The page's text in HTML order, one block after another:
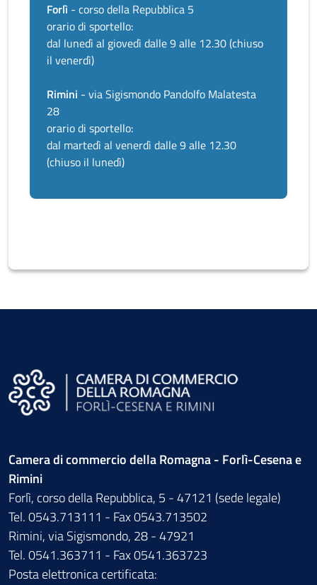
Forlì - corso della Repubblica 5
orario di sportello:
dal lunedì al giovedì dalle 9 alle 12.30 (chiuso
il venerdì)
Rimini - via Sigismondo Pandolfo Malatesta
28
orario di sportello:
dal martedì al venerdì dalle 9 alle 12.30
(chiuso il lunedì)
Camera di commercio della Romagna - Forlì-Cesena e
Rimini
Forlì, corso della Repubblica, 5 - 47121 (sede legale)
Tel. 0543.713111 - Fax 0543.713502
Rimini, via Sigismondo, 28 - 47921
Tel. 0541.363711 - Fax 0541.363723
Posta elettronica certificata: